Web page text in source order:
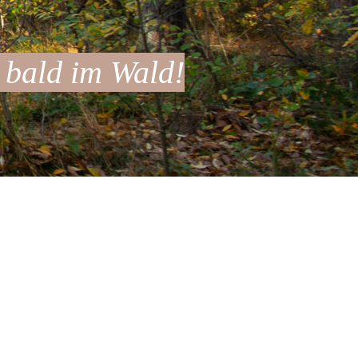
im Wald!